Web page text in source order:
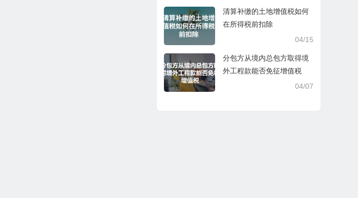
清算补缴的土地增值税如何
在所得税前扣除
04/15
分包方从境内总包方取得境
外工程款能否免征增值税
04/07